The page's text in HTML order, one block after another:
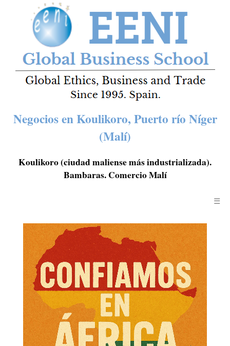
Negocios en Koulikoro, Puerto río Níger
(Malí)
Koulikoro (ciudad maliense más industrializada).
Bambaras. Comercio Malí
☰